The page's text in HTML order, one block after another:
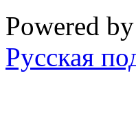
Powered by
Русская